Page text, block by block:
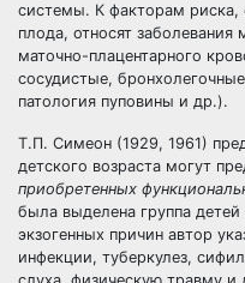
системы. К факторам
плода, относят
маточно-плацентарного
сосудистые,
патология пуповины и др.).
Т.П. Симеон (1929, 1961)
детского возраста могут
приобретенных
была выделена группа детей
экзогенных причин автор
инфекции, туберкулез,